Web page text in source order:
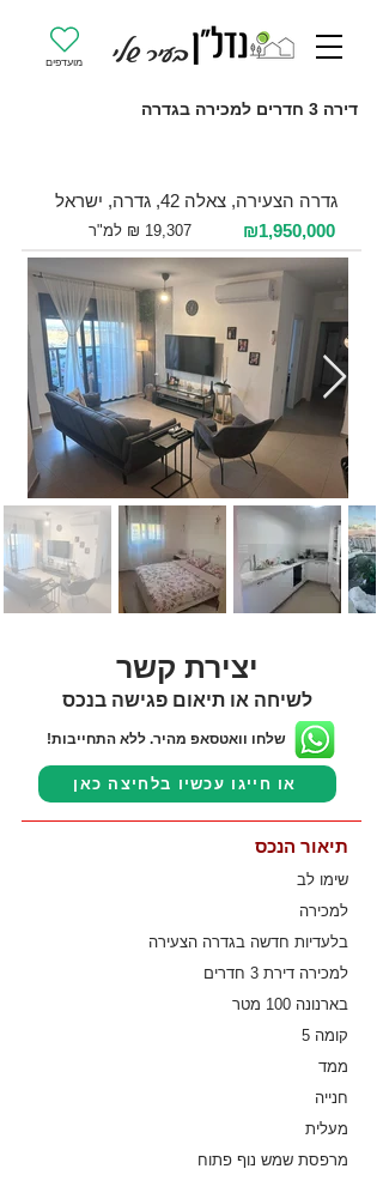
מועדפים
דירה 3 חדרים למכירה בגדרה
גדרה הצעירה, צאלה 42, גדרה, ישראל
₪1,950,000
יצירת קשר
לשיחה או תיאום פגישה בנכס
שלחו וואטסאפ מהיר. ללא התחייבות!
או חייגו עכשיו בלחיצה כאן
תיאור הנכס
שימו לב
למכירה
בלעדיות חדשה בגדרה הצעירה
למכירה דירת 3 חדרים
בארנונה 100 מטר
קומה 5
ממד
חנייה
מעלית
מרפסת שמש נוף פתוח